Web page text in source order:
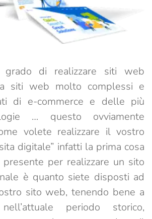
di realizzare siti web
siti web molto complessi e
di e-commerce e delle più
… questo ovviamente
volete realizzare il vostro
digitale” infatti la prima cosa
per realizzare un sito
è quanto siete disposti ad
sito web, tenendo bene a
periodo storico,